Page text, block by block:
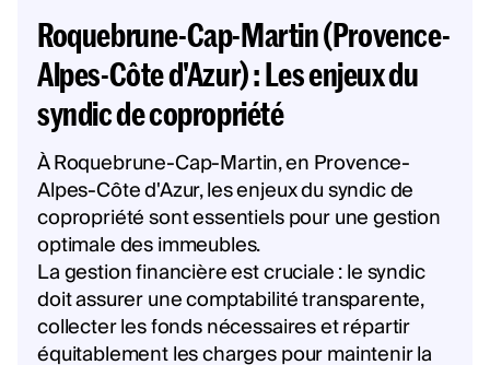
Roquebrune-Cap-Martin (Provence-
Alpes-Côte d'Azur) : Les enjeux du
syndic de copropriété
À Roquebrune-Cap-Martin, en Provence-
Alpes-Côte d'Azur, les enjeux du syndic de
copropriété sont essentiels pour une gestion
optimale des immeubles.
La gestion financière est cruciale : le syndic
doit assurer une comptabilité transparente,
collecter les fonds nécessaires et répartir
équitablement les charges pour maintenir la